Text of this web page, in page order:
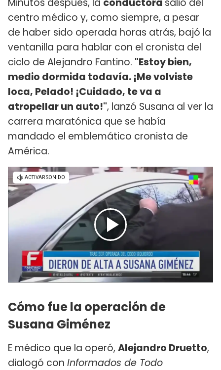
centro médico y, como siempre, a pesar
de haber sido operada horas atrás, bajó la
ventanilla para hablar con el cronista del
ciclo de Alejandro Fantino. "Estoy bien,
medio dormida todavía. ¡Me volviste
loca, Pelado! ¡Cuidado, te va a
atropellar un auto!", lanzó Susana al ver la
carrera maratónica que se había
mandado el emblemático cronista de
América.
Cómo fue la operación de
Susana Giménez
E médico que la operó, Alejandro Druetto,
dialogó con Informados de Todo